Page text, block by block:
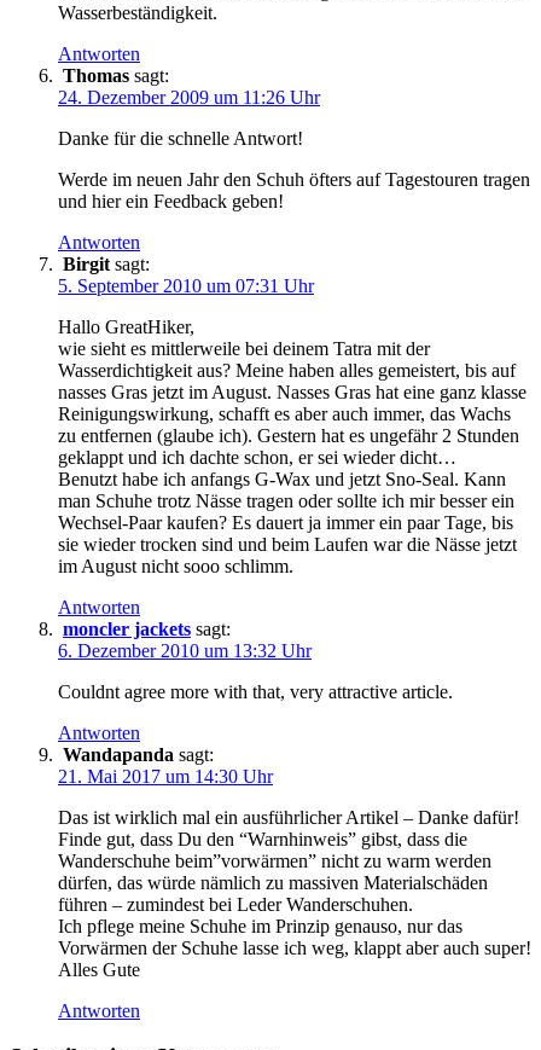
Wasserbeständigkeit.
Antworten
Thomas sagt:
24. Dezember 2009 um 11:26 Uhr
Danke für die schnelle Antwort!
Werde im neuen Jahr den Schuh öfters auf Tagestouren tragen
und hier ein Feedback geben!
Antworten
Birgit sagt:
5. September 2010 um 07:31 Uhr
Hallo GreatHiker,
wie sieht es mittlerweile bei deinem Tatra mit der
Wasserdichtigkeit aus? Meine haben alles gemeistert, bis auf
nasses Gras jetzt im August. Nasses Gras hat eine ganz klasse
Reinigungswirkung, schafft es aber auch immer, das Wachs
zu entfernen (glaube ich). Gestern hat es ungefähr 2 Stunden
geklappt und ich dachte schon, er sei wieder dicht…
Benutzt habe ich anfangs G-Wax und jetzt Sno-Seal. Kann
man Schuhe trotz Nässe tragen oder sollte ich mir besser ein
Wechsel-Paar kaufen? Es dauert ja immer ein paar Tage, bis
sie wieder trocken sind und beim Laufen war die Nässe jetzt
im August nicht sooo schlimm.
Antworten
moncler jackets sagt:
6. Dezember 2010 um 13:32 Uhr
Couldnt agree more with that, very attractive article.
Antworten
Wandapanda sagt:
21. Mai 2017 um 14:30 Uhr
Das ist wirklich mal ein ausführlicher Artikel – Danke dafür!
Finde gut, dass Du den “Warnhinweis” gibst, dass die
Wanderschuhe beim”vorwärmen” nicht zu warm werden
dürfen, das würde nämlich zu massiven Materialschäden
führen – zumindest bei Leder Wanderschuhen.
Ich pflege meine Schuhe im Prinzip genauso, nur das
Vorwärmen der Schuhe lasse ich weg, klappt aber auch super!
Alles Gute
Antworten